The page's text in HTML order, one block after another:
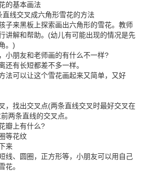
基本画法
线交叉成六角形雪花的方法
来黑板上探索画出六角形的雪花。教师
讲解和帮助。(幼儿有可能出现的情况是先
。)
朋友和老师画的有什么不一样?
有长短都差不多一样。
可以让这个雪花画起来又简单，又好
找出交叉点(两条直线交叉时最好交叉在
两条直线的交叉点。
上有什么?
等花纹
来
、圆圈，正方形等，小朋友可以用自己
花。